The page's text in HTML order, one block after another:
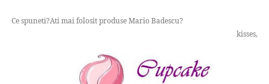
Ce spuneti?Ati mai folosit produse Mario Badescu?
kisses,